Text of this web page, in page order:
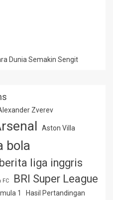
Dunia Semakin Sengit
Zverev
Aston Villa
bola
berita liga inggris
FC BRI Super League
1 Hasil Pertandingan